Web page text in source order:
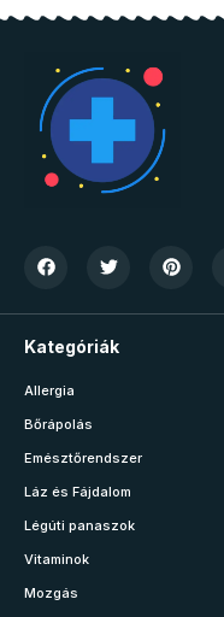
Kategóriák
Allergia
Bőrápolás
Emésztőrendszer
Láz és Fájdalom
Légúti panaszok
Vitaminok
Mozgás